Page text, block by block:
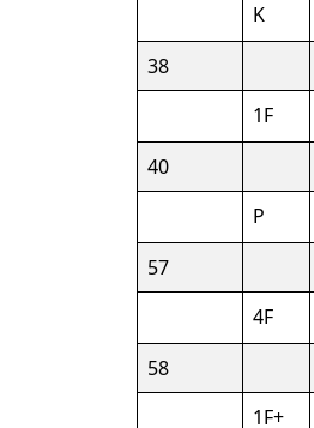
K
38
1F
40
P
57
4F
58
1F+